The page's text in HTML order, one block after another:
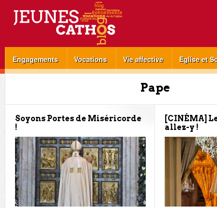
Engagements Vocations Vie affective Eglise et
Pape
Soyons Portes de Miséricorde
!
[CINÉMA]
allez-y !